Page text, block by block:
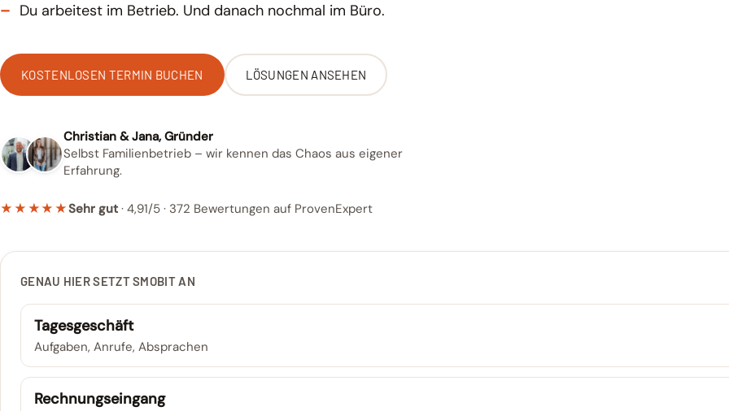
– Du arbeitest im Betrieb. Und danach nochmal im Büro.
KOSTENLOSEN TERMIN BUCHEN LÖSUNGEN ANSEHEN
Christian & Jana, Gründer
Selbst Familienbetrieb – wir kennen das Chaos aus eigener
Erfahrung.
★★★★★Sehr gut· 4,91/5 · 372 Bewertungen auf ProvenExpert
GENAU HIER SETZT SMOBIT AN
Tagesgeschäft
Aufgaben, Anrufe, Absprachen
Rechnungseingang